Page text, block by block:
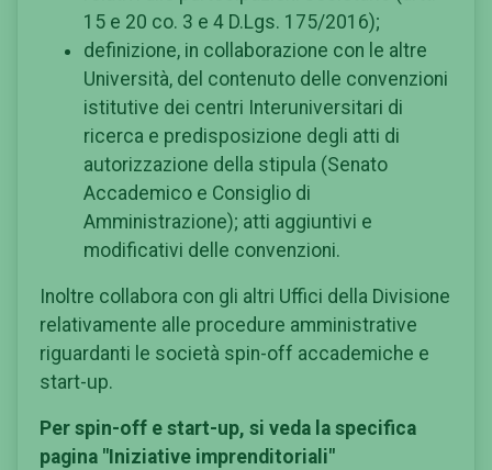
15 e 20 co. 3 e 4 D.Lgs. 175/2016);
definizione, in collaborazione con le altre
Università, del contenuto delle convenzioni
istitutive dei centri Interuniversitari di
ricerca e predisposizione degli atti di
autorizzazione della stipula (Senato
Accademico e Consiglio di
Amministrazione); atti aggiuntivi e
modificativi delle convenzioni.
Inoltre collabora con gli altri Uffici della Divisione
relativamente alle procedure amministrative
riguardanti le società spin-off accademiche e
start-up.
Per spin-off e start-up, si veda la specifica
pagina "Iniziative imprenditoriali"